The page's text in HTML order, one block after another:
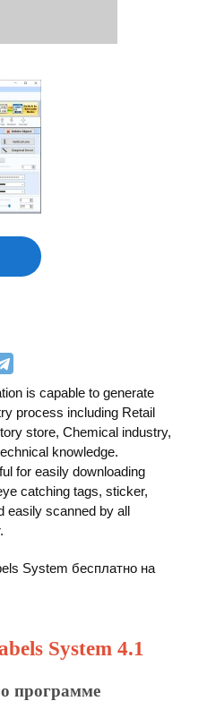
is capable to generate
process including Retail
store, Chemical industry,
knowledge.
for easily downloading
catching tags, sticker,
easily scanned by all
System бесплатно на
System 4.1
программе